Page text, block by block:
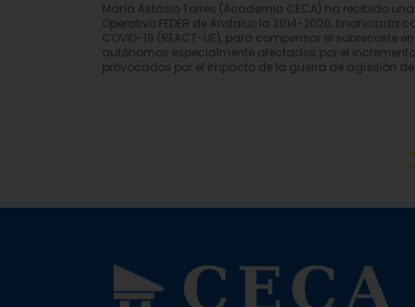
María Astasio Torres (Academia CECA) ha recibido
Operativo FEDER de Andalucía 2014-2020,
COVID-19 (REACT-UE), para compensar el
autónomos especialmente afectados por el
provocados por el impacto de la guerra de agresión